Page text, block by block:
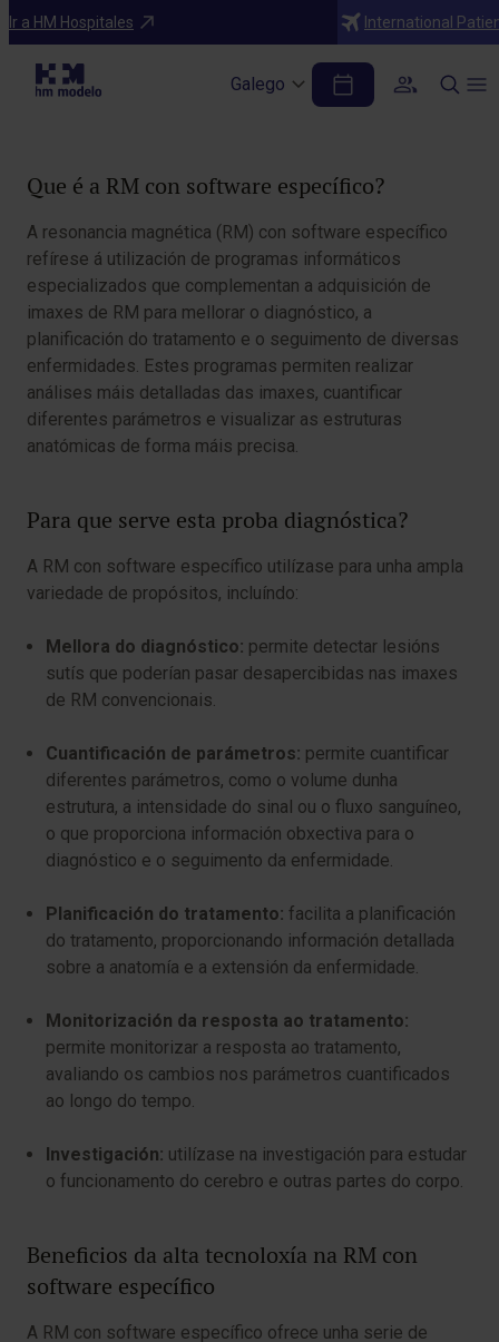
Ir a HM Hospitales International
Galego
Diagnósticos
RM con software específico
Que é a RM con software específico?
A resonancia magnética (RM) con software específico
refírese á utilización de programas informáticos
especializados que complementan a adquisición de
imaxes de RM para mellorar o diagnóstico, a
planificación do tratamento e o seguimento de diversas
enfermidades. Estes programas permiten realizar
análises máis detalladas das imaxes, cuantificar
diferentes parámetros e visualizar as estruturas
anatómicas de forma máis precisa.
Para que serve esta proba diagnóstica?
A RM con software específico utilízase para unha ampla
variedade de propósitos, incluíndo:
Mellora do diagnóstico: permite detectar lesións
sutís que poderían pasar desapercibidas nas imaxes
de RM convencionais.
Cuantificación de parámetros: permite cuantificar
diferentes parámetros, como o volume dunha
estrutura, a intensidade do sinal ou o fluxo sanguíneo,
o que proporciona información obxectiva para o
diagnóstico e o seguimento da enfermidade.
Planificación do tratamento: facilita a planificación
do tratamento, proporcionando información detallada
sobre a anatomía e a extensión da enfermidade.
Monitorización da resposta ao tratamento:
permite monitorizar a resposta ao tratamento,
avaliando os cambios nos parámetros cuantificados
ao longo do tempo.
Investigación: utilízase na investigación para estudar
o funcionamento do cerebro e outras partes do corpo.
Beneficios da alta tecnoloxía na RM con
software específico
A RM con software específico ofrece unha serie de